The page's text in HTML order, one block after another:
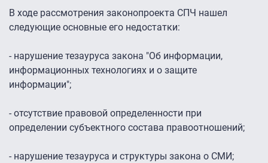
В ходе рассмотрения законопроекта СПЧ нашел
следующие основные его недостатки:
- нарушение тезауруса закона "Об информации,
информационных технологиях и о защите
информации";
- отсутствие правовой определенности при
определении субъектного состава правоотношений;
- нарушение тезауруса и структуры закона о СМИ;